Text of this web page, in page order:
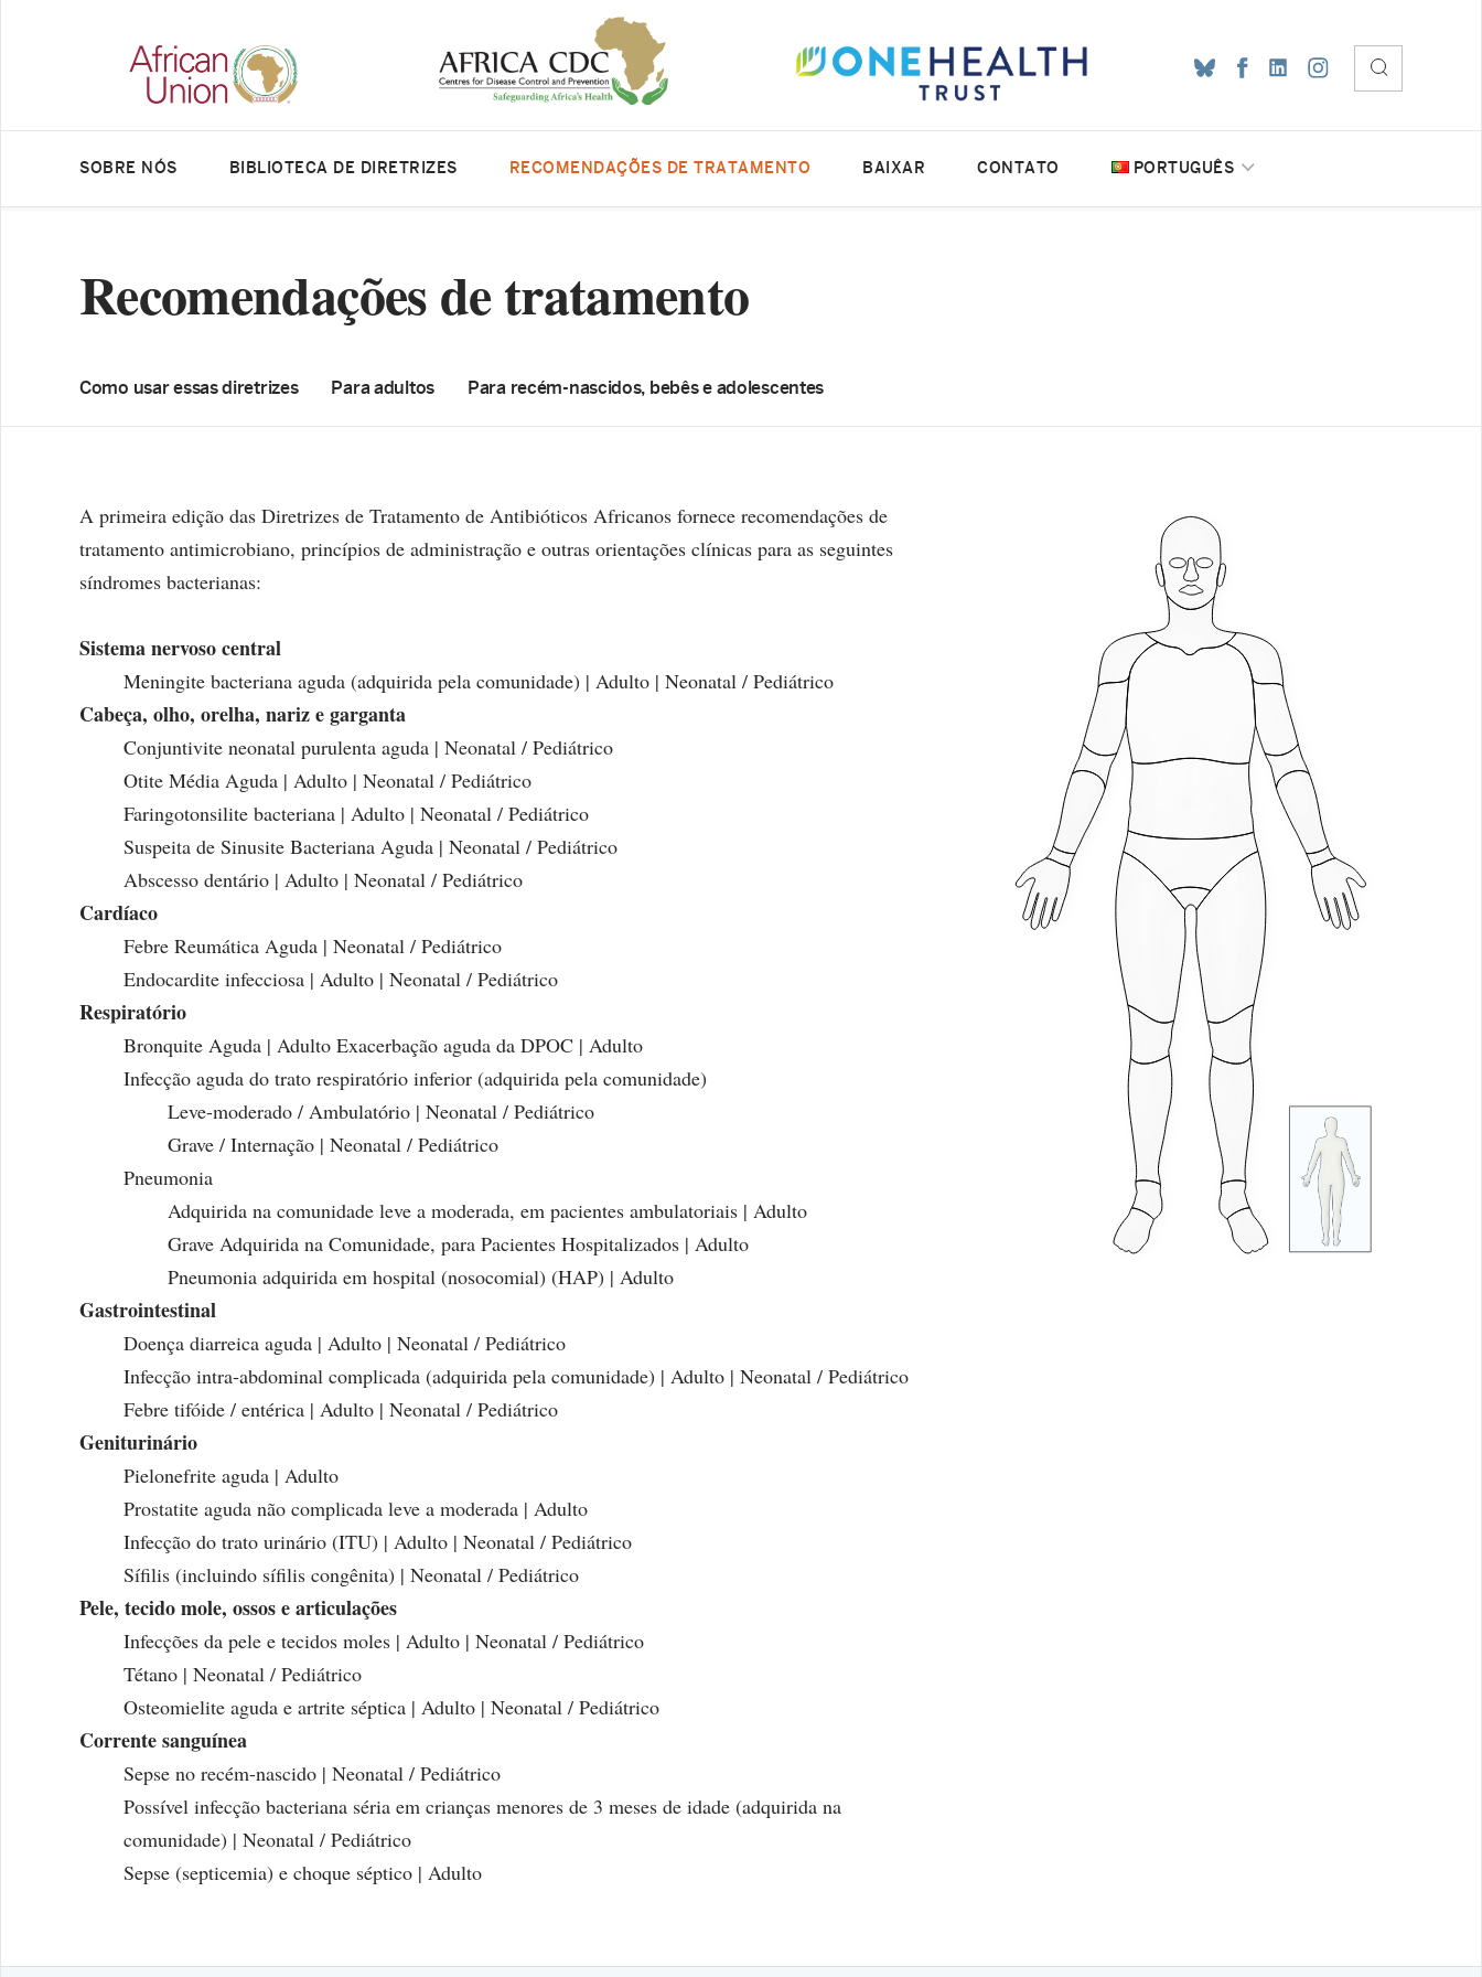
SOBRE NÓS BIBLIOTECA DE DIRETRIZES RECOMENDAÇÕES DE TRATAMENTO BAIXAR CONTATO PORTUGUÊS
Recomendações de tratamento
Como usar essas diretrizes Para adultos Para recém-nascidos, bebês e adolescentes
A primeira edição das Diretrizes de Tratamento de Antibióticos Africanos fornece recomendações de
tratamento antimicrobiano, princípios de administração e outras orientações clínicas para as seguintes
síndromes bacterianas:
Sistema nervoso central
Meningite bacteriana aguda (adquirida pela comunidade) | Adulto | Neonatal / Pediátrico
Cabeça, olho, orelha, nariz e garganta
Conjuntivite neonatal purulenta aguda | Neonatal / Pediátrico
Otite Média Aguda | Adulto | Neonatal / Pediátrico
Faringotonsilite bacteriana | Adulto | Neonatal / Pediátrico
Suspeita de Sinusite Bacteriana Aguda | Neonatal / Pediátrico
Abscesso dentário | Adulto | Neonatal / Pediátrico
Cardíaco
Febre Reumática Aguda | Neonatal / Pediátrico
Endocardite infecciosa | Adulto | Neonatal / Pediátrico
Respiratório
Bronquite Aguda | Adulto Exacerbação aguda da DPOC | Adulto
Infecção aguda do trato respiratório inferior (adquirida pela comunidade)
Leve-moderado / Ambulatório | Neonatal / Pediátrico
Grave / Internação | Neonatal / Pediátrico
Pneumonia
Adquirida na comunidade leve a moderada, em pacientes ambulatoriais | Adulto
Grave Adquirida na Comunidade, para Pacientes Hospitalizados | Adulto
Pneumonia adquirida em hospital (nosocomial) (HAP) | Adulto
Gastrointestinal
Doença diarreica aguda | Adulto | Neonatal / Pediátrico
Infecção intra-abdominal complicada (adquirida pela comunidade) | Adulto | Neonatal / Pediátrico
Febre tifóide / entérica | Adulto | Neonatal / Pediátrico
Geniturinário
Pielonefrite aguda | Adulto
Prostatite aguda não complicada leve a moderada | Adulto
Infecção do trato urinário (ITU) | Adulto | Neonatal / Pediátrico
Sífilis (incluindo sífilis congênita) | Neonatal / Pediátrico
Pele, tecido mole, ossos e articulações
Infecções da pele e tecidos moles | Adulto | Neonatal / Pediátrico
Tétano | Neonatal / Pediátrico
Osteomielite aguda e artrite séptica | Adulto | Neonatal / Pediátrico
Corrente sanguínea
Sepse no recém-nascido | Neonatal / Pediátrico
Possível infecção bacteriana séria em crianças menores de 3 meses de idade (adquirida na
comunidade) | Neonatal / Pediátrico
Sepse (septicemia) e choque séptico | Adulto